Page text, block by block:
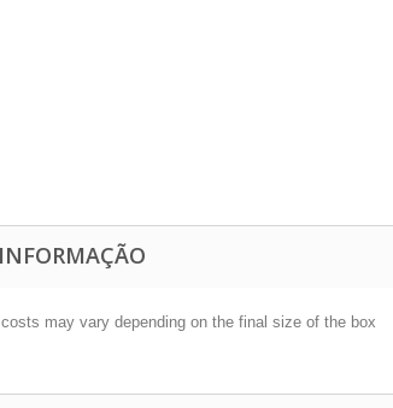
may vary depending on the final size of the box